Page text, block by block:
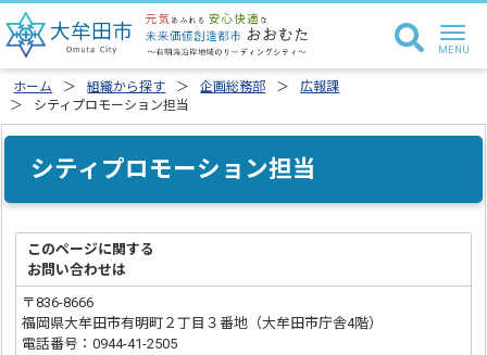
ホーム 組織から探す 企画総務部
広報課
シティプロモーション担当
シティプロモーション担当
このページに関する
お問い合わせは
〒836-8666
福岡県大牟田市有明町２丁目３番地（大牟田市庁舎4階）
電話番号：0944-41-2505